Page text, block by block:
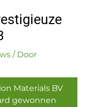
/ Door
Materials BV
gewonnen